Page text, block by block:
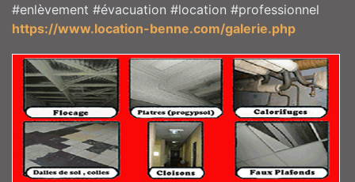
#enlèvement #évacuation #location #professionnel
https://www.location-benne.com/galerie.php